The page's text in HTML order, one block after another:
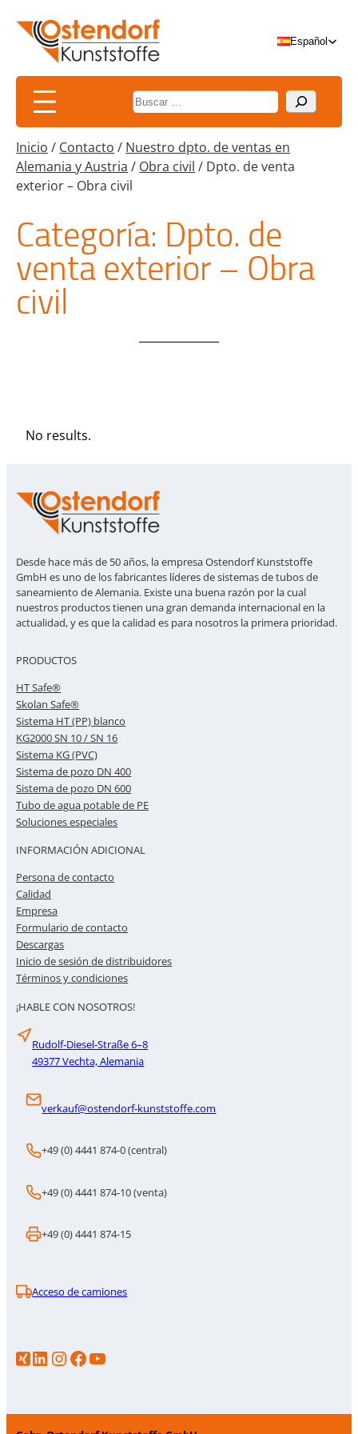
contenido
Español
Suchen
Inicio / Contacto / Nuestro dpto. de ventas en
Alemania y Austria / Obra civil / Dpto. de venta
exterior – Obra civil
Categoría:Dpto. de
venta exterior – Obra
civil
No results.
Desde hace más de 50 años, la empresa Ostendorf Kunststoffe
GmbH es uno de los fabricantes líderes de sistemas de tubos de
saneamiento de Alemania. Existe una buena razón por la cual
nuestros productos tienen una gran demanda internacional en la
actualidad, y es que la calidad es para nosotros la primera prioridad.
PRODUCTOS
HT Safe®
Skolan Safe®
Sistema HT (PP) blanco
KG2000 SN 10 / SN 16
Sistema KG (PVC)
Sistema de pozo DN 400
Sistema de pozo DN 600
Tubo de agua potable de PE
Soluciones especiales
INFORMACIÓN ADICIONAL
Persona de contacto
Calidad
Empresa
Formulario de contacto
Descargas
Inicio de sesión de distribuidores
Términos y condiciones
¡HABLE CON NOSOTROS!
Rudolf-Diesel-Straße 6–8
49377 Vechta, Alemania
verkauf@ostendorf-kunststoffe.com
+49 (0) 4441 874-0 (central)
+49 (0) 4441 874-10 (venta)
+49 (0) 4441 874-15
Acceso de camiones
LinkedIn Instagramhttps://www.facebook.com/p/Gebr-Ostendorf-Kunststoffe-GmbH-100086706583386/ YouTube